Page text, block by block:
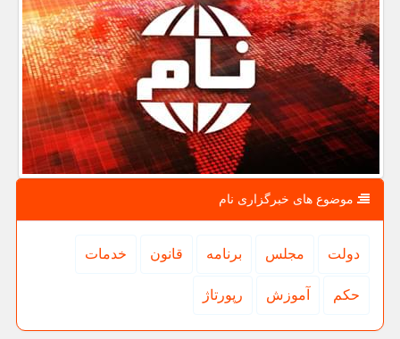
موضوع های خبرگزاری نام
دولت مجلس برنامه قانون خدمات
حكم آموزش رپورتاژ